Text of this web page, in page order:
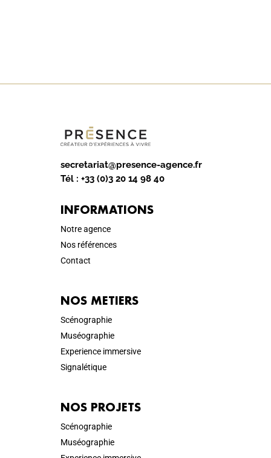
secretariat@presence-agence.fr
Tél : +33 (0)3 20 14 98 40
INFORMATIONS
Notre agence
Nos références
Contact
NOS METIERS
Scénographie
Muséographie
Experience immersive
Signalétique
NOS PROJETS
Scénographie
Muséographie